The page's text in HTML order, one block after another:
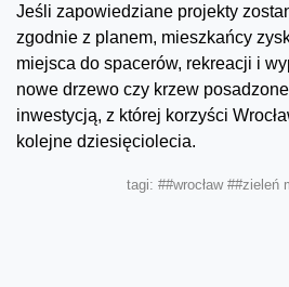
Jeśli zapowiedziane projekty
zgodnie z planem, mieszkańcy
miejsca do spacerów, rekreacji i
nowe drzewo czy krzew
inwestycją, z której korzyści
kolejne dziesięciolecia.
tagi: ##wrocław ##zieleń